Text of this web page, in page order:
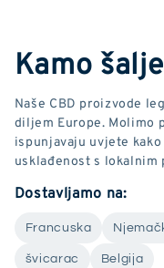
Kamo
Naše CBD proizvode
diljem Europe. Molimo
ispunjavaju uvjete
usklađenost s lokalnim
Dostavljamo na:
Francuska
švicarac Belgija